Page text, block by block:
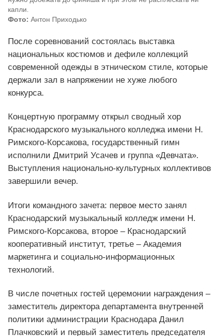
капли.
Фото: Антон Приходько
После соревнований состоялась выставка
национальных костюмов и дефиле коллекций
современной одежды в этническом стиле, которые
держали зал в напряжении не хуже любого
конкурса.
Концертную программу открыл сводный хор
Краснодарского музыкального колледжа имени Н.
Римского-Корсакова, государственный гимн
исполнили Дмитрий Усачев и группа «Девчата».
Выступления национально-культурных коллективов
завершили вечер.
Итоги командного зачета: первое место занял
Краснодарский музыкальный колледж имени Н.
Римского-Корсакова, второе – Краснодарский
кооперативный институт, третье – Академия
маркетинга и социально-информационных
технологий.
В числе почетных гостей церемонии награждения –
заместитель директора департамента внутренней
политики администрации Краснодара Данил
Плачковский и первый заместитель председателя